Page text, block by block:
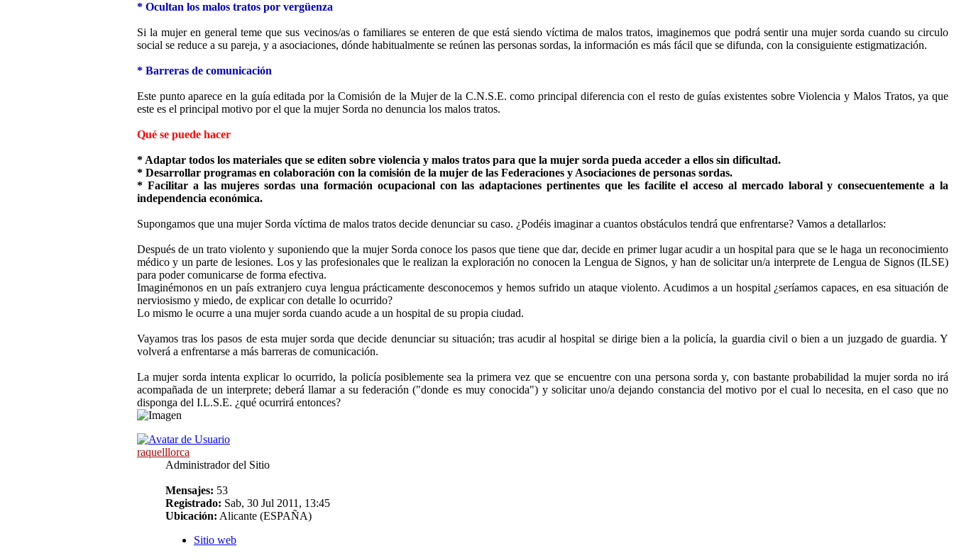
* Ocultan los malos tratos por vergüenza
Si la mujer en general teme que sus vecinos/as o familiares se enteren de que está siendo víctima de malos tratos, imaginemos que podrá sentir una mujer sorda cuando su circulo
social se reduce a su pareja, y a asociaciones, dónde habitualmente se reúnen las personas sordas, la información es más fácil que se difunda, con la consiguiente estigmatización.
* Barreras de comunicación
Este punto aparece en la guía editada por la Comisión de la Mujer de la C.N.S.E. como principal diferencia con el resto de guías existentes sobre Violencia y Malos Tratos, ya que
este es el principal motivo por el que la mujer Sorda no denuncia los malos tratos.
Qué se puede hacer
* Adaptar todos los materiales que se editen sobre violencia y malos tratos para que la mujer sorda pueda acceder a ellos sin dificultad.
* Desarrollar programas en colaboración con la comisión de la mujer de las Federaciones y Asociaciones de personas sordas.
* Facilitar a las mujeres sordas una formación ocupacional con las adaptaciones pertinentes que les facilite el acceso al mercado laboral y consecuentemente a la
independencia económica.
Supongamos que una mujer Sorda víctima de malos tratos decide denunciar su caso. ¿Podéis imaginar a cuantos obstáculos tendrá que enfrentarse? Vamos a detallarlos:
Después de un trato violento y suponiendo que la mujer Sorda conoce los pasos que tiene que dar, decide en primer lugar acudir a un hospital para que se le haga un reconocimiento
médico y un parte de lesiones. Los y las profesionales que le realizan la exploración no conocen la Lengua de Signos, y han de solicitar un/a interprete de Lengua de Signos (ILSE)
para poder comunicarse de forma efectiva.
Imaginémonos en un país extranjero cuya lengua prácticamente desconocemos y hemos sufrido un ataque violento. Acudimos a un hospital ¿seríamos capaces, en esa situación de
nerviosismo y miedo, de explicar con detalle lo ocurrido?
Lo mismo le ocurre a una mujer sorda cuando acude a un hospital de su propia ciudad.
Vayamos tras los pasos de esta mujer sorda que decide denunciar su situación; tras acudir al hospital se dirige bien a la policía, la guardia civil o bien a un juzgado de guardia. Y
volverá a enfrentarse a más barreras de comunicación.
La mujer sorda intenta explicar lo ocurrido, la policía posiblemente sea la primera vez que se encuentre con una persona sorda y, con bastante probabilidad la mujer sorda no irá
acompañada de un interprete; deberá llamar a su federación ("donde es muy conocida") y solicitar uno/a dejando constancia del motivo por el cual lo necesita, en el caso que no
disponga del I.L.S.E. ¿qué ocurrirá entonces?
raquelllorca
Administrador del Sitio
Mensajes: 53
Registrado: Sab, 30 Jul 2011, 13:45
Ubicación: Alicante (ESPAÑA)
Sitio web